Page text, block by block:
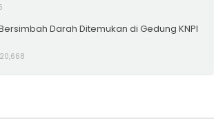
Darah Ditemukan di Gedung KNPI
20,668